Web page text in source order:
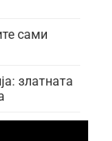
сами
златната